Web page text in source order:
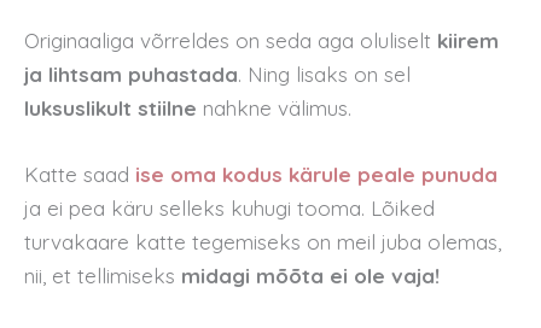
Originaaliga võrreldes on seda aga oluliselt kiirem
ja lihtsam puhastada. Ning lisaks on sel
luksuslikult stiilne nahkne välimus.
Katte saad ise oma kodus kärule peale punuda
ja ei pea käru selleks kuhugi tooma. Lõiked
turvakaare katte tegemiseks on meil juba olemas,
nii, et tellimiseks midagi mõõta ei ole vaja!